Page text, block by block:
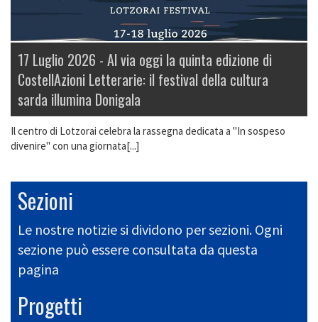
17 Luglio 2026 - Al via oggi la quinta edizione di
CostellAzioni Letterarie: il festival della cultura
sarda illumina Donigala
Il centro di Lotzorai celebra la rassegna dedicata a "In sospeso
divenire" con una giornata[...]
Sezioni
Le nostre notizie si dividono per sezioni. Ogni
sezione può essere consultata da questa
pagina
Progetti